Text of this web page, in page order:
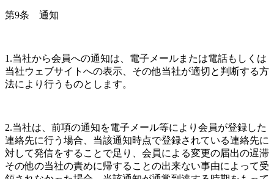
第9条　通知
1.当社から会員への通知は、電子メールまたは電話もしくは
当社ウェブサイトへの表示、その他当社が適切と判断する方
法により行うものとします。
2.当社は、前項の通知を電子メール等により会員が登録した
連絡先に行う場合、当該通知時点で登録されている連絡先に
対して発信をすることで足り、会員による変更の届出の遅滞
その他の当社の責めに帰することの出来ない事由によって受